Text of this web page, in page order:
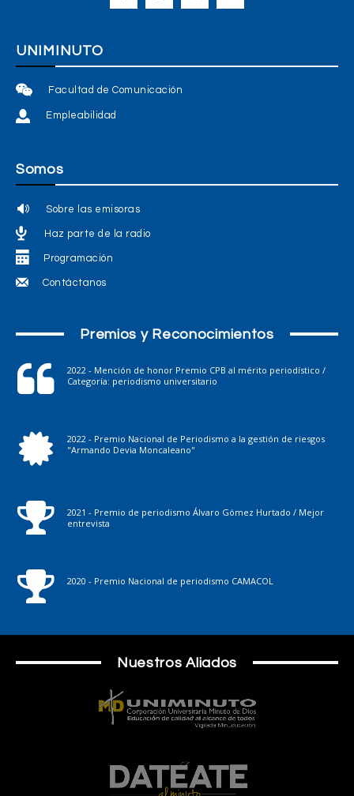
UNIMINUTO
Facultad de Comunicación
Empleabilidad
Somos
Sobre las emisoras
Haz parte de la radio
Programación
Contáctanos
Premios y Reconocimientos
2022 - Mención de honor Premio CPB al mérito periodístico /
Categoría: periodismo universitario
2022 - Premio Nacional de Periodismo a la gestión de riesgos
"Armando Devia Moncaleano"
2021 - Premio de periodismo Álvaro Gómez Hurtado / Mejor
entrevista
2020 - Premio Nacional de periodismo CAMACOL
Nuestros Aliados